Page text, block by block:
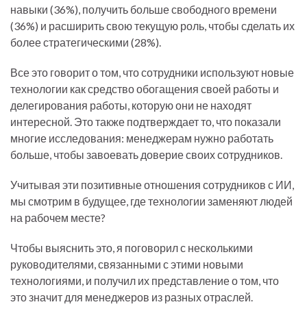
навыки (36%), получить больше свободного времени
(36%) и расширить свою текущую роль, чтобы сделать их
более стратегическими (28%).
Все это говорит о том, что сотрудники используют новые
технологии как средство обогащения своей работы и
делегирования работы, которую они не находят
интересной. Это также подтверждает то, что показали
многие исследования: менеджерам нужно работать
больше, чтобы завоевать доверие своих сотрудников.
Учитывая эти позитивные отношения сотрудников с ИИ,
мы смотрим в будущее, где технологии заменяют людей
на рабочем месте?
Чтобы выяснить это, я поговорил с несколькими
руководителями, связанными с этими новыми
технологиями, и получил их представление о том, что
это значит для менеджеров из разных отраслей.